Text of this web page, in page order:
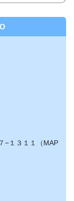
−１３１１（MAP